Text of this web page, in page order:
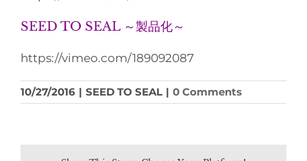
SEED TO SEAL ～製品化～
https://vimeo.com/189092087
10/27/2016 | SEED TO SEAL | 0 Comments